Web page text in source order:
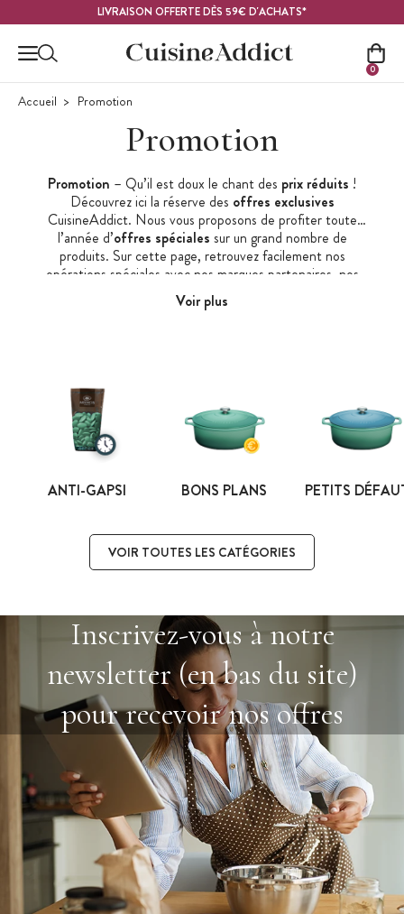
LIVRAISON OFFERTE DÈS 59€ D'ACHATS*
0
Accueil Promotion
Promotion
Promotion – Qu’il est doux le chant des prix réduits !
Découvrez ici la réserve des offres exclusives
CuisineAddict. Nous vous proposons de profiter toute
l’année d’offres spéciales sur un grand nombre de
produits. Sur cette page, retrouvez facilement nos
opérations spéciales avec nos marques partenaires, nos
produits en déstockage, nos offres
. Naviguez d’offre en offre, de produit en produit et
Voir plus
ANTI-GAPSI BONS PLANS PETITS
VOIR TOUTES LES CATÉGORIES
Inscrivez-vous à notre
newsletter (en bas du site)
pour recevoir nos offres